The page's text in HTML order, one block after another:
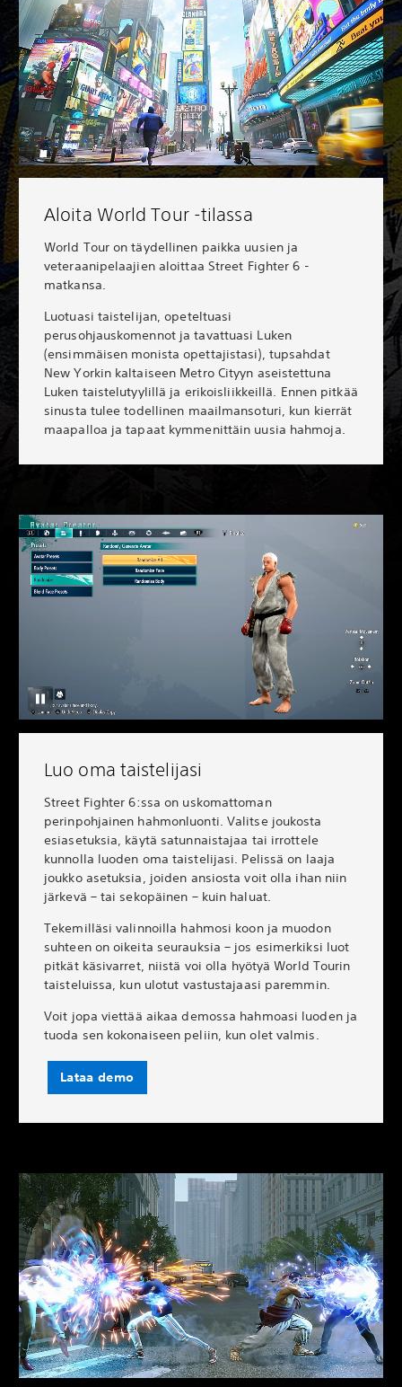
Aloita World Tour -tilassa
World Tour on täydellinen paikka uusien ja
veteraanipelaajien aloittaa Street Fighter 6 -
matkansa.
Luotuasi taistelijan, opeteltuasi
perusohjauskomennot ja tavattuasi Luken
(ensimmäisen monista opettajistasi), tupsahdat
New Yorkin kaltaiseen Metro Cityyn aseistettuna
Luken taistelutyylillä ja erikoisliikkeillä. Ennen pitkää
sinusta tulee todellinen maailmansoturi, kun kierrät
maapalloa ja tapaat kymmenittäin uusia hahmoja.
Luo oma taistelijasi
Street Fighter 6:ssa on uskomattoman
perinpohjainen hahmonluonti. Valitse joukosta
esiasetuksia, käytä satunnaistajaa tai irrottele
kunnolla luoden oma taistelijasi. Pelissä on laaja
joukko asetuksia, joiden ansiosta voit olla ihan niin
järkevä – tai sekopäinen – kuin haluat.
Tekemilläsi valinnoilla hahmosi koon ja muodon
suhteen on oikeita seurauksia – jos esimerkiksi luot
pitkät käsivarret, niistä voi olla hyötyä World Tourin
taisteluissa, kun ulotut vastustajaasi paremmin.
Voit jopa viettää aikaa demossa hahmoasi luoden ja
tuoda sen kokonaiseen peliin, kun olet valmis.
Lataa demo